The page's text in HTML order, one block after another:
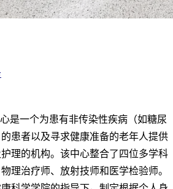
是一个为患有非传染性疾病（如糖尿
患者以及寻求健康准备的老年人提供
理的机构。该中心整合了四位多学科
理治疗师、放射技师和医学检验师。